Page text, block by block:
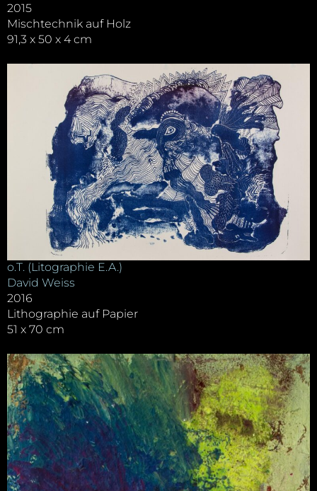
2015
Mischtechnik auf Holz
91,3 x 50 x 4 cm
o.T. (Litographie E.A.)
David Weiss
2016
Lithographie auf Papier
51 x 70 cm